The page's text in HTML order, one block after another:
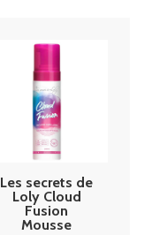
Les secrets de
Loly Cloud
Fusion
Mousse